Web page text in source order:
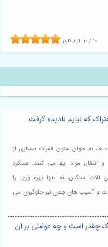
10 / 10 از 1 کاربر
که نباید نادیده گرفت
ها، به عنوان ستون فقرات بسیاری از
مواد ایفا می کنند. عملکرد
سنگین، نه تنها بهره وری را
و آسیب های جدی نیز جلوگیری می
چقدر است و چه عواملی بر آن